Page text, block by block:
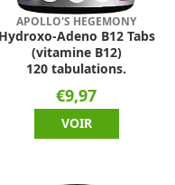
APOLLO'S HEGEMONY
Hydroxo-Adeno B12 Tabs
(vitamine B12)
120 tabulations.
€9,97
VOIR